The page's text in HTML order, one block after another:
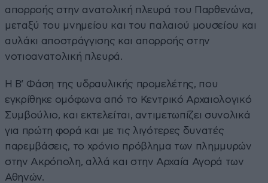
απορροής στην ανατολική πλευρά του Παρθενώνα,
μεταξύ του μνημείου και του παλαιού μουσείου και
αυλάκι αποστράγγισης και απορροής στην
νοτιοανατολική πλευρά.
Η Β’ Φάση της υδραυλικής προμελέτης, που
εγκρίθηκε ομόφωνα από το Κεντρικό Αρχαιολογικό
Συμβούλιο, και εκτελείται, αντιμετωπίζει συνολικά
για πρώτη φορά και με τις λιγότερες δυνατές
παρεμβάσεις, το χρόνιο πρόβλημα των πλημμυρών
στην Ακρόπολη, αλλά και στην Αρχαία Αγορά των
Αθηνών.